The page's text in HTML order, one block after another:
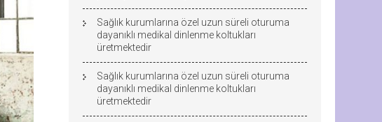
Sağlık kurumlarına özel uzun süreli oturuma
dayanıklı medikal dinlenme koltukları
üretmektedir
Sağlık kurumlarına özel uzun süreli oturuma
dayanıklı medikal dinlenme koltukları
üretmektedir